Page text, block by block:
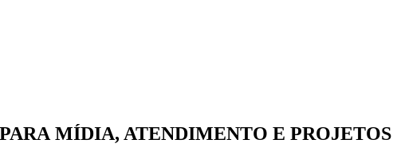
MÍDIA, ATENDIMENTO E PROJETOS